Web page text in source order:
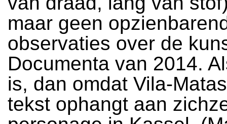
maar geen
observaties over de
Documenta van 2014.
is, dan omdat Vila-
tekst ophangt aan